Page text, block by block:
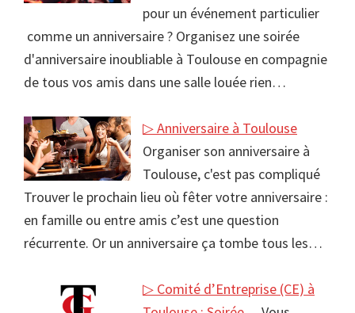
pour un événement particulier
comme un anniversaire ? Organisez une soirée
d'anniversaire inoubliable à Toulouse en compagnie
de tous vos amis dans une salle louée rien…
▷ Anniversaire à Toulouse
Organiser son anniversaire à
Toulouse, c'est pas compliqué
Trouver le prochain lieu où fêter votre anniversaire :
en famille ou entre amis c’est une question
récurrente. Or un anniversaire ça tombe tous les…
▷ Comité d’Entreprise (CE) à